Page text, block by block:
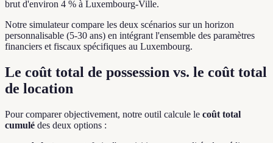
brut d'environ 4 % à Luxembourg-Ville.
Notre simulateur compare les deux scénarios sur un horizon
personnalisable (5-30 ans) en intégrant l'ensemble des paramètres
financiers et fiscaux spécifiques au Luxembourg.
Le coût total de possession vs. le coût total
de location
Pour comparer objectivement, notre outil calcule le coût total
cumulé des deux options :